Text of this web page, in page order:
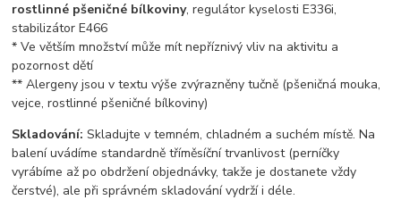
rostlinné pšeničné bílkoviny, regulátor kyselosti E336i,
stabilizátor E466
* Ve větším množství může mít nepříznivý vliv na aktivitu a
pozornost dětí
** Alergeny jsou v textu výše zvýrazněny tučně (pšeničná mouka,
vejce, rostlinné pšeničné bílkoviny)
Skladování: Skladujte v temném, chladném a suchém místě. Na
balení uvádíme standardně tříměsíční trvanlivost (perníčky
vyrábíme až po obdržení objednávky, takže je dostanete vždy
čerstvé), ale při správném skladování vydrží i déle.